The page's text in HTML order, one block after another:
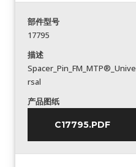
部件型号
17795
描述
Spacer_Pin_FM_MTP®_Unive
rsal
产品图纸
C17795.PDF